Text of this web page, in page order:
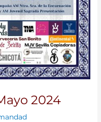
2024